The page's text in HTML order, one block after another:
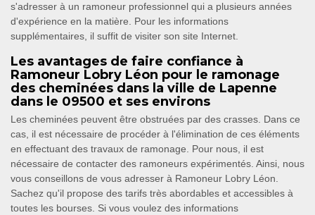
s'adresser à un ramoneur professionnel qui a plusieurs années
d'expérience en la matière. Pour les informations
supplémentaires, il suffit de visiter son site Internet.
Les avantages de faire confiance à
Ramoneur Lobry Léon pour le ramonage
des cheminées dans la ville de Lapenne
dans le 09500 et ses environs
Les cheminées peuvent être obstruées par des crasses. Dans ce
cas, il est nécessaire de procéder à l'élimination de ces éléments
en effectuant des travaux de ramonage. Pour nous, il est
nécessaire de contacter des ramoneurs expérimentés. Ainsi, nous
vous conseillons de vous adresser à Ramoneur Lobry Léon.
Sachez qu'il propose des tarifs très abordables et accessibles à
toutes les bourses. Si vous voulez des informations